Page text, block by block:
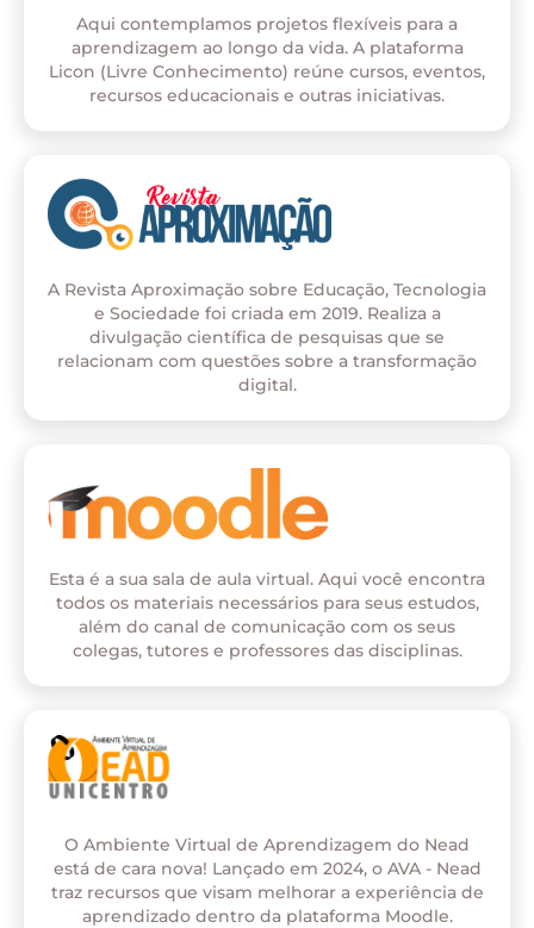
Aqui contemplamos projetos flexíveis para a
aprendizagem ao longo da vida. A plataforma
Licon (Livre Conhecimento) reúne cursos, eventos,
recursos educacionais e outras iniciativas.
A Revista Aproximação sobre Educação, Tecnologia
e Sociedade foi criada em 2019. Realiza a
divulgação científica de pesquisas que se
relacionam com questões sobre a transformação
digital.
Esta é a sua sala de aula virtual. Aqui você encontra
todos os materiais necessários para seus estudos,
além do canal de comunicação com os seus
colegas, tutores e professores das disciplinas.
O Ambiente Virtual de Aprendizagem do Nead
está de cara nova! Lançado em 2024, o AVA - Nead
traz recursos que visam melhorar a experiência de
aprendizado dentro da plataforma Moodle.